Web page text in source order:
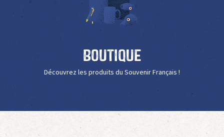
Boutique
Découvrez les produits du Souvenir Français !